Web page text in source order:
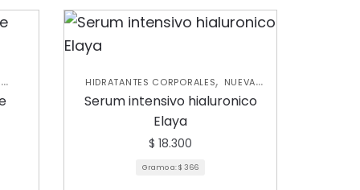
HIDRATANTES CORPORALES, NUEVA
COLECCIÓN,SKIN CARE FACIAL
Serum intensivo hialuronico
Elaya
$ 18.300
Gramo a:$ 366